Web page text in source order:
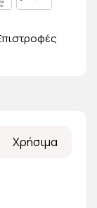
Χρήσιμα